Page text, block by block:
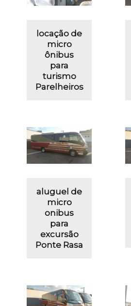
locação de
micro
ônibus
para
turismo
Parelheiros
aluguel de
micro
onibus
para
excursão
Ponte Rasa